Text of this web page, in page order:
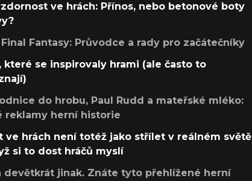
ve hrách: Přínos, nebo betonové boty
Fantasy: Průvodce a rady pro začátečníky
které se inspirovaly hrami (ale často to
do hrobu, Paul Rudd a mateřské mléko:
reklamy herní historie
ve hrách není totéž jako střílet v reálném světě
si to dost hráčů myslí
devětkrát jinak. Znáte tyto přehlížené herní